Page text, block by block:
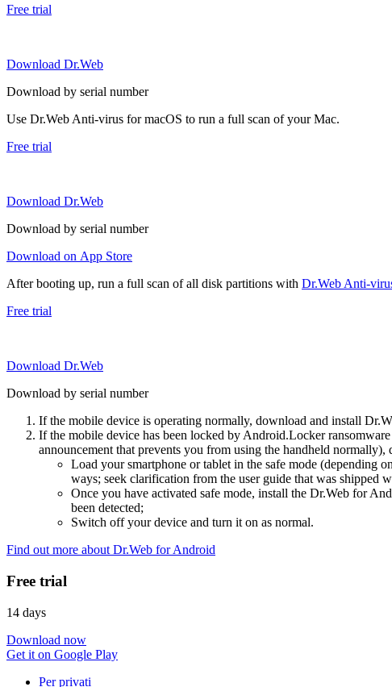
Free trial
Download Dr.Web
Download by serial number
Use Dr.Web Anti-virus for macOS to run a full scan of your Mac.
Free trial
Download Dr.Web
Download by serial number
Download on App Store
After booting up, run a full scan of all disk partitions with Dr.Web Anti-
Free trial
Download Dr.Web
Download by serial number
If the mobile device is operating normally, download and install
If the mobile device has been locked by Android.Locker
announcement that prevents you from using the handheld
Load your smartphone or tablet in the safe mode (depending
ways; seek clarification from the user guide that was shipped
Once you have activated safe mode, install the Dr.Web for
been detected;
Switch off your device and turn it on as normal.
Find out more about Dr.Web for Android
Free trial
14 days
Download now
Get it on Google Play
Per privati